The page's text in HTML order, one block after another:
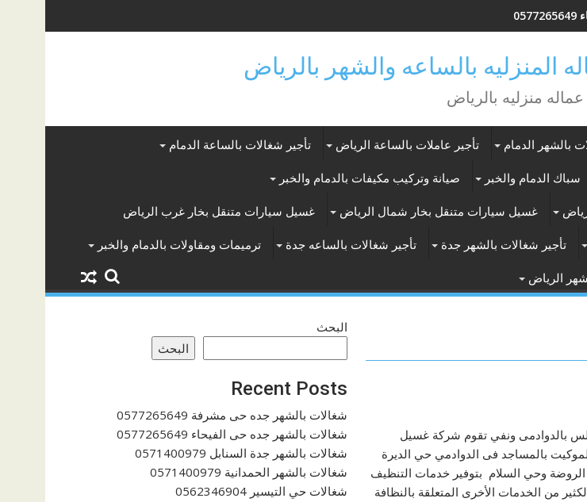
عماله منزليه بالرياض
بالشهر الدمام تأجير عاملات بالساعة الرياض تأجير شغالات بالساعة الدمام
سباك الدمام والخبر صيانة وتركيب مكيفات بالدمام والخبر
غسيل سيارات متنقل بخار شمال الرياض غسيل سيارات متنقل بخار غرب الرياض
تأجير شغالات بالشهر جدة تأجير شغالات بالساعه جدة ترميمات ومقاولات بالدمام والخبر
الرياض
بالدوادمى ونفي تقوم شركة غسيل
بالمساجد فى الدوادمي حي الديرة
وحي السلام بتوفير خدمات التنظيف
من الخدمات الأخرى المتعلقة بالنظافة
البحث
البحث
Recent Posts
شغالات بالشهر جده حى مشرفة 0577265649
شغالات بالشهر جده حى الفيحاء 0577265649
شغالات بالشهر جدة السنابل 0571400979
شغالات بالشهر الحمدانية 0571400979
شغالات حي التيسير 0562346904